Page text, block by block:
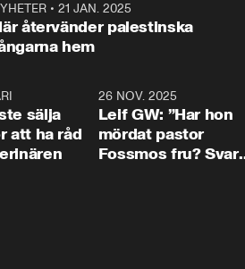
•21 JAN. 2025
återvänder palestinska
hem
sälja
att ha råd
26 NOV. 2025
Leif GW: ”Har hon
mördat pastor
Fossmos fru? Svar